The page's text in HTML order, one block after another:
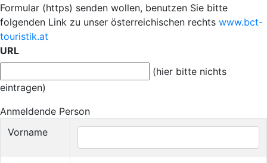
Formular (https) senden wollen, benutzen Sie bitte
folgenden Link zu unser österreichischen rechts www.bct-
touristik.at
URL
(hier bitte nichts
eintragen)
Anmeldende Person
Vorname